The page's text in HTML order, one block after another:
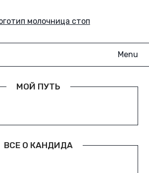
Menu
МОЙ ПУТЬ
ВСЕ О КАНДИДА